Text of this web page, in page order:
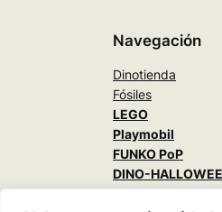
Navegación
Dinotienda
Fósiles
LEGO
Playmobil
FUNKO PoP
DINO-
DINO-CARNAVAL